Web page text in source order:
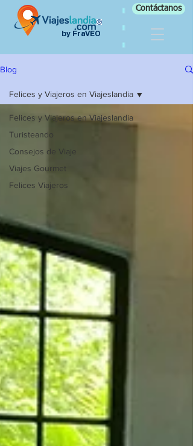
Contáctanos
by FraVEO
Blog
Felices y Viajeros en Viajeslandia
Turisteando
Consejos de Viaje
Viajes Gourmet
Felices Viajeros
Felices y Viajeros en Viajeslandia